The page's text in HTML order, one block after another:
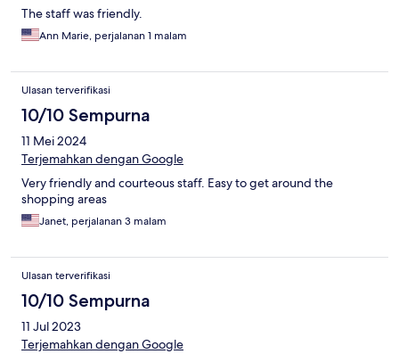
The staff was friendly.
Ann Marie, perjalanan 1 malam
Ulasan terverifikasi
10/10 Sempurna
11 Mei 2024
Terjemahkan dengan Google
Very friendly and courteous staff. Easy to get around the
shopping areas
Janet, perjalanan 3 malam
Ulasan terverifikasi
10/10 Sempurna
11 Jul 2023
Terjemahkan dengan Google